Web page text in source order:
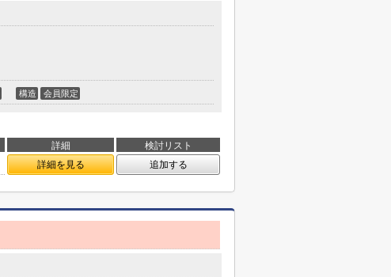
構造 会員限定
詳細 検討リスト
詳細を見る 追加する